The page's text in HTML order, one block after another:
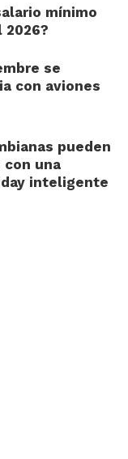
mínimo
2026?
se
con aviones
pueden
con una
inteligente